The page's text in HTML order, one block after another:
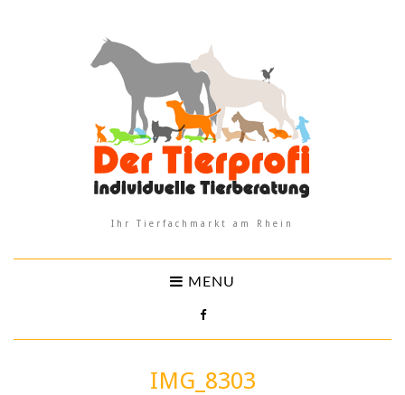
Ihr Tierfachmarkt am Rhein
MENU
IMG_8303